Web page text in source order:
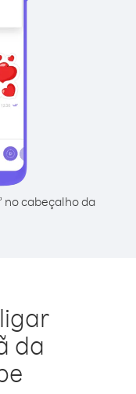
no cabeçalho da
da